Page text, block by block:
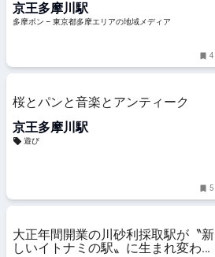
ポン
京王多摩川駅
多摩ポン – 東京都多摩エリアの地域メディア
4
桜とパンと音楽とアンティーク
京王多摩川駅
遊び
5
大正年間開業の川砂利採取駅が〝新
しいイトナミの駅〟に生まれ変わ